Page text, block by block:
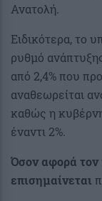
Ανατολή.
Ειδικότερα, το
ρυθμό
από 2,4% που
αναθεωρείται
καθώς η
έναντι 2%.
Όσον αφορά
επισημαίνεται